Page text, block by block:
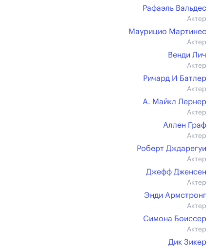
Рафаэль Вальдес
Актер
Маурицио Мартинес
Актер
Венди Лич
Актер
Ричард И Батлер
Актер
А. Майкл Лернер
Актер
Аллен Граф
Актер
Роберт Дждарегуи
Актер
Джефф Дженсен
Актер
Энди Армстронг
Актер
Симона Боиссер
Актер
Дик Зикер